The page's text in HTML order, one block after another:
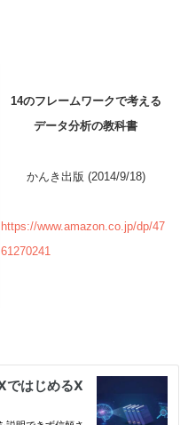
14のフレームワークで考える
データ分析の教科書
かんき出版 (2014/9/18)
https://www.amazon.co.jp/dp/47
61270241